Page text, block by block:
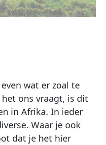
wat er zoal te
ons vraagt, is dit
in Afrika. In ieder
Waar je ook
dat je het hier